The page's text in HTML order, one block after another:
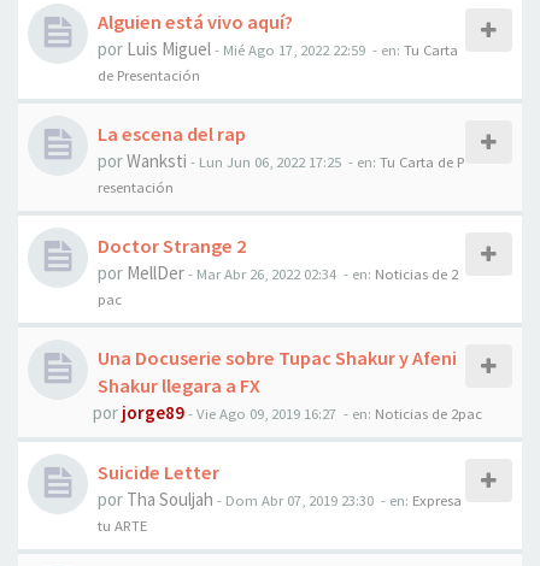
Alguien está vivo aquí?
por Luis Miguel- Mié Ago 17, 2022 22:59 - en: Tu Carta
de Presentación
La escena del rap
porWanksti - Lun Jun 06, 2022 17:25 - en: Tu Carta de P
resentación
Doctor Strange 2
por MellDer- Mar Abr 26, 2022 02:34 - en: Noticias de 2
pac
Una Docuserie sobre Tupac Shakur y Afeni
Shakur llegara a FX
por jorge89-Vie Ago 09, 2019 16:27 - en: Noticias de 2pac
Suicide Letter
por Tha Souljah - Dom Abr 07, 2019 23:30 - en: Expresa
tu ARTE